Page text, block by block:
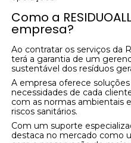
Como a
empresa?
Ao contratar os serviços da
terá a garantia de um
sustentável dos resíduos
A empresa oferece
necessidades de cada
com as normas ambientais
riscos sanitários.
Com um suporte
destaca no mercado como